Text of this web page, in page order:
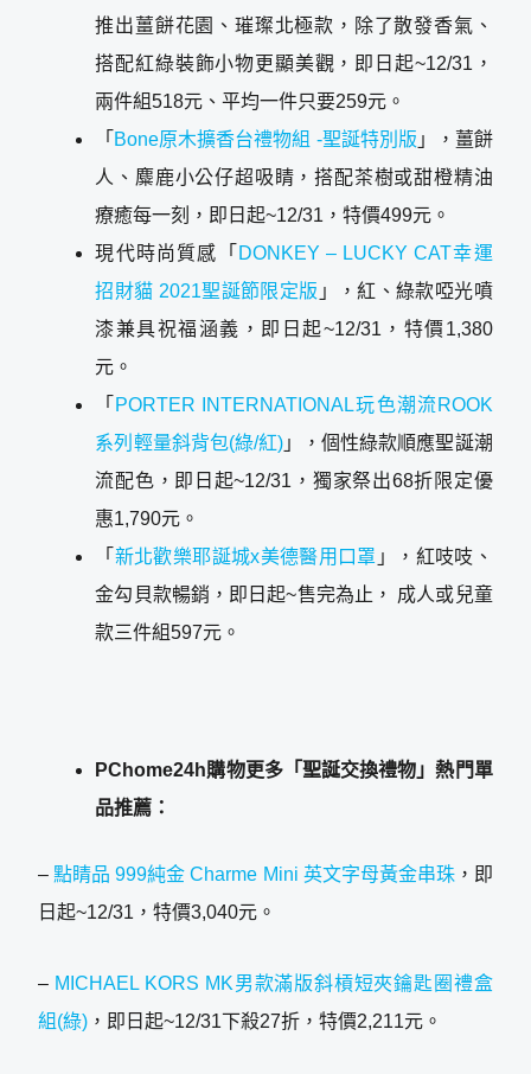
推出薑餅花園、璀璨北極款，除了散發香氣、
搭配紅綠裝飾小物更顯美觀，即日起~12/31，
兩件組518元、平均一件只要259元。
「 Bone原木擴香台禮物組 -聖誕特別版 」，薑餅
人、麋鹿小公仔超吸睛，搭配茶樹或甜橙精油
療癒每一刻，即日起~12/31，特價499元。
現代時尚質感「 DONKEY – LUCKY CAT幸運
招財貓 2021聖誕節限定版 」，紅、綠款啞光噴
漆兼具祝福涵義，即日起~12/31，特價1,380
元。
「 PORTER INTERNATIONAL玩色潮流ROOK
系列輕量斜背包(綠/紅) 」，個性綠款順應聖誕潮
流配色，即日起~12/31，獨家祭出68折限定優
惠1,790元。
「 新北歡樂耶誕城x美德醫用口罩 」，紅吱吱、
金勾貝款暢銷，即日起~售完為止， 成人或兒童
款三件組597元。
PChome24h購物更多「聖誕交換禮物」熱門單
品推薦：
–點睛品 999純金 Charme Mini 英文字母黃金串珠，即
日起~12/31，特價3,040元。
– MICHAEL KORS MK男款滿版斜槓短夾鑰匙圈禮盒
組(綠) ，即日起~12/31下殺27折，特價2,211元。